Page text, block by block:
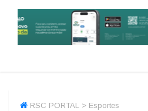
RSC PORTAL > Esportes